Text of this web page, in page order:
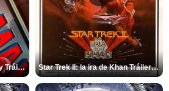
Spider-Man: Brand New Day Tráiler (3) Star Trek II: la ira de Khan Tráiler VO